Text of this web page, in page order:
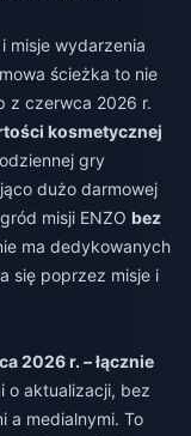
misje wydarzenia
ścieżka to nie
z czerwca 2026 r.
kosmetycznej
gry
dużo darmowej
misji ENZO bez
ma dedykowanych
się poprzez misje i
2026 r. – łącznie
o aktualizacji, bez
a medialnymi. To